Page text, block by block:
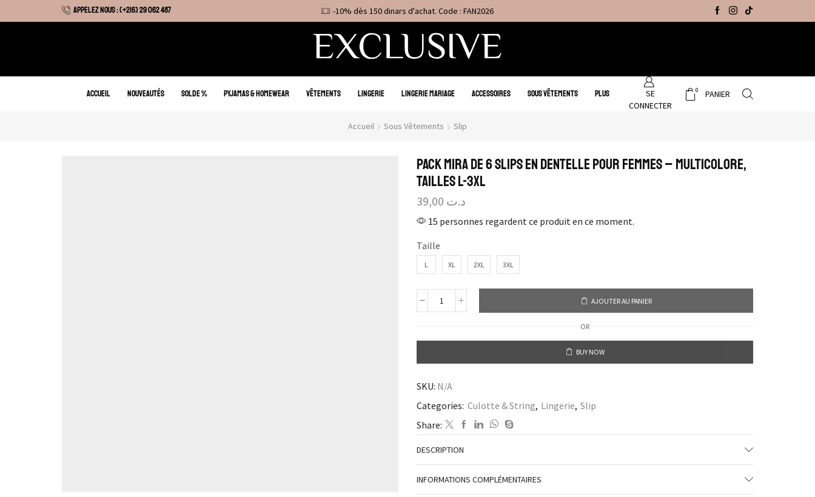
APPELEZ NOUS : (+216) 29 062 487
Hiver : Livraison gratuite sur tous nos articles -10% dès 150 dinars d'achat. Code : FAN2026 Promo Hiver : Livraison gratuite sur tous
ACCUEIL NOUVEAUTÉS SOLDE % PYJAMAS & HOMEWEAR VÊTEMENTS LINGERIE LINGERIE MARIAGE ACCESSOIRES SOUS VÊTEMENTS PLUS
SE
CONNECTER
0 PANIER
Accueil Sous Vêtements Slip
Pack Mira de 6 Slips en Dentelle pour Femmes – Multicolore,
Tailles L-3XL
د.ت
15 personnes regardent ce produit en ce moment.
Taille
L XL 2XL 3XL
AJOUTER AU PANIER
OR
BUY NOW
SKU: N/A
Categories: Culotte & String, Lingerie, Slip
Share:
DESCRIPTION
INFORMATIONS COMPLÉMENTAIRES